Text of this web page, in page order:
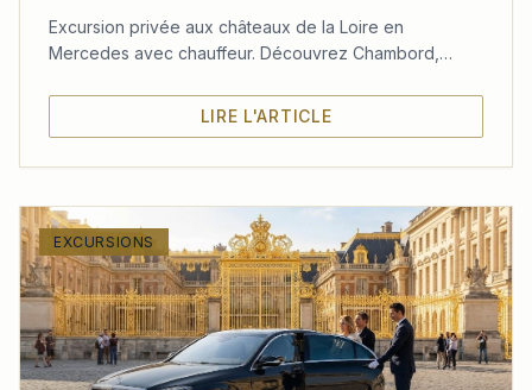
Excursion privée aux châteaux de la Loire en
Mercedes avec chauffeur. Découvrez Chambord,
LIRE L'ARTICLE
EXCURSIONS